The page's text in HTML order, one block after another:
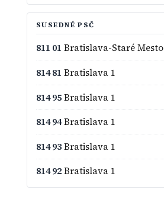
SUSEDNÉ PSČ
811 01 Bratislava-Staré Mesto
814 81 Bratislava 1
814 95Bratislava 1
814 94Bratislava 1
814 93Bratislava 1
814 92Bratislava 1